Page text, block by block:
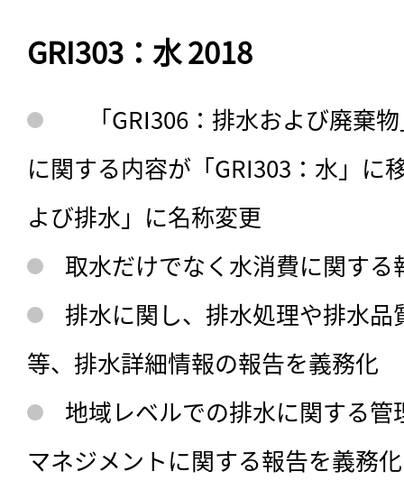
GRI303：水 2018
「GRI306：排水および廃棄
に関する内容が「GRI303：水」に
よび排水」に名称変更
取水だけでなく水消費に関する
排水に関し、排水処理や排水
等、排水詳細情報の報告を義務化
地域レベルでの排水に関する
マネジメントに関する報告を義務化